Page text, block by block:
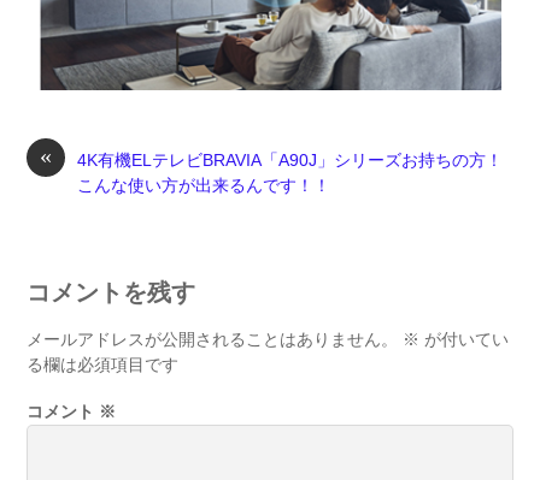
«
4K有機ELテレビBRAVIA「A90J」シリーズお持ちの方！
こんな使い方が出来るんです！！
コメントを残す
メールアドレスが公開されることはありません。 ※ が付いてい
る欄は必須項目です
コメント ※